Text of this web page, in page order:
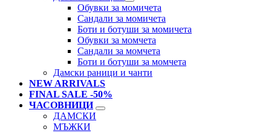
Обувки за момичета
Сандали за момичета
Боти и ботуши за момичета
Обувки за момчета
Сандали за момчета
Боти и ботуши за момчета
Дамски раници и чанти
NEW ARRIVALS
FINAL SALE -50%
ЧАСОВНИЦИ
ДАМСКИ
МЪЖКИ